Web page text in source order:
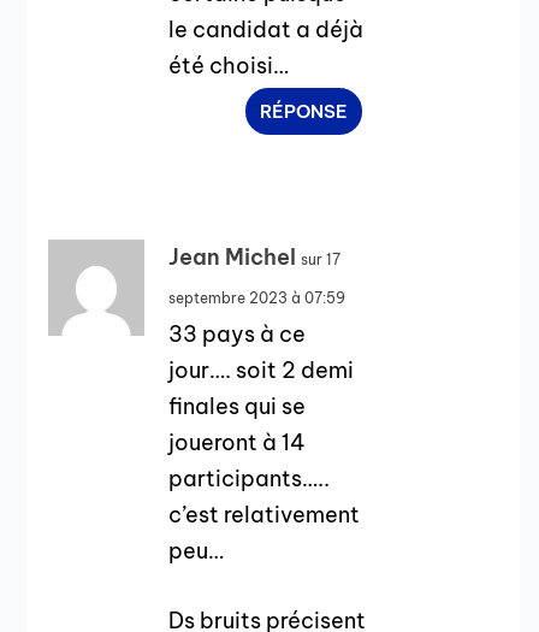
le candidat a déjà
été choisi…
RÉPONSE
Jean Michel sur 17
septembre 2023 à 07:59
33 pays à ce
jour…. soit 2 demi
finales qui se
joueront à 14
participants…..
c’est relativement
peu…
Ds bruits précisent